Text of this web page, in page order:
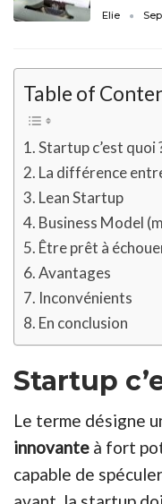
Elie
Table of
Startup c’est quoi
La différence
Lean Startup
Business Model
Être prêt à
Avantages
Inconvénients
En conclusion
Startup
Le terme désigne
innovante à fort
capable de